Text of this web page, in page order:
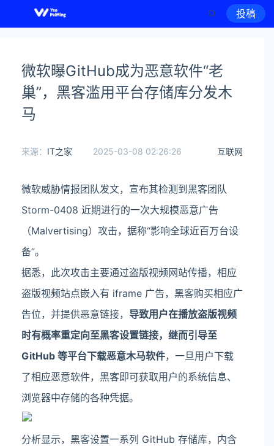
投稿
微软曝GitHub成为恶意软件“老
巢”，黑客滥用平台存储库分发木
马
互联网
来源： IT之家 2025-03-08 02:26:26
微软威胁情报团队发文，宣布其检测到黑客团队
Storm-0408 近期进行的一次大规模恶意广告
（Malvertising）攻击，据称“影响全球近百万台设
备”。
据悉，此次攻击主要通过盗版视频网站传播，相应
盗版视频站点嵌入有 iframe 广告，黑客购买相应广
告位，并提供恶意链接， 导致用户在播放盗版视频
时有概率重定向至黑客设置链接，继而引导至
GitHub 等平台下载恶意木马软件，一旦用户下载
了相应恶意软件，黑客即可获取用户的系统信息、
浏览器中存储的各种凭据。
分析显示，黑客设置一系列 GitHub 存储库，内含